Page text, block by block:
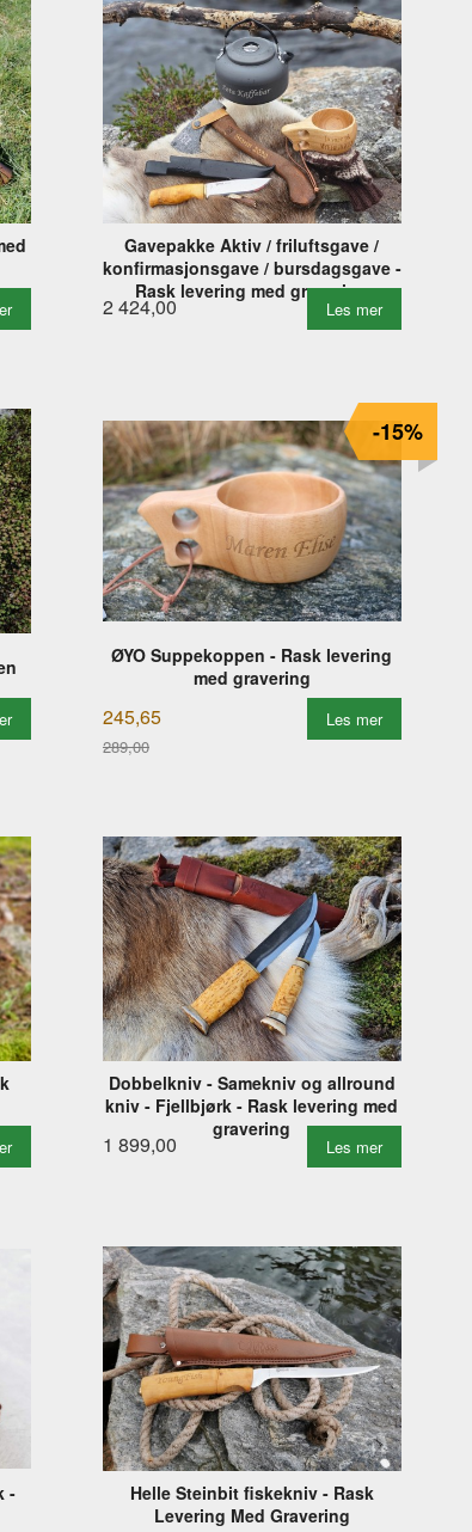
Gavepakke Aktiv / friluftsgave /
konfirmasjonsgave / bursdagsgave -
Rask levering med gravering
2 424,00 Les mer
ØYO Suppekoppen - Rask levering
med gravering
245,65
289,00
-15%
Les mer
Dobbelkniv - Samekniv og allround
kniv - Fjellbjørk - Rask levering med
gravering
1 899,00 Les mer
-
Helle Steinbit fiskekniv - Rask
Levering Med Gravering